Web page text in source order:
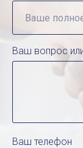
Ваш вопрос
Ваш телефон